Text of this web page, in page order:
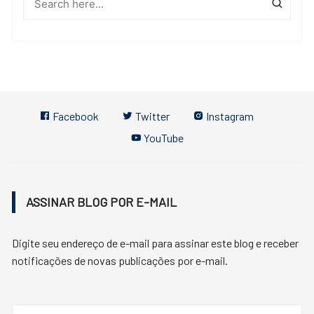
Facebook Twitter
Instagram
YouTube
ASSINAR BLOG POR E-MAIL
Digite seu endereço de e-mail para assinar este blog e receber
notificações de novas publicações por e-mail.